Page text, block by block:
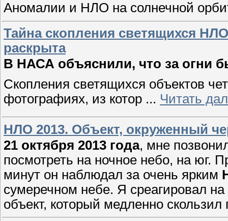
Аномалии и НЛО на солнечной
Тайна скопления светящихся
раскрыта
В НАСА объяснили, что за огни
Скопления светящихся объектов
фотографиях, из котор ... Читать
НЛО 2013. Объект, окруженный
21 октября 2013 года, мне
посмотреть на ночное небо, на юг.
минут он наблюдал за очень ярким
сумеречном небе. Я среагировал на
объект, который медленно